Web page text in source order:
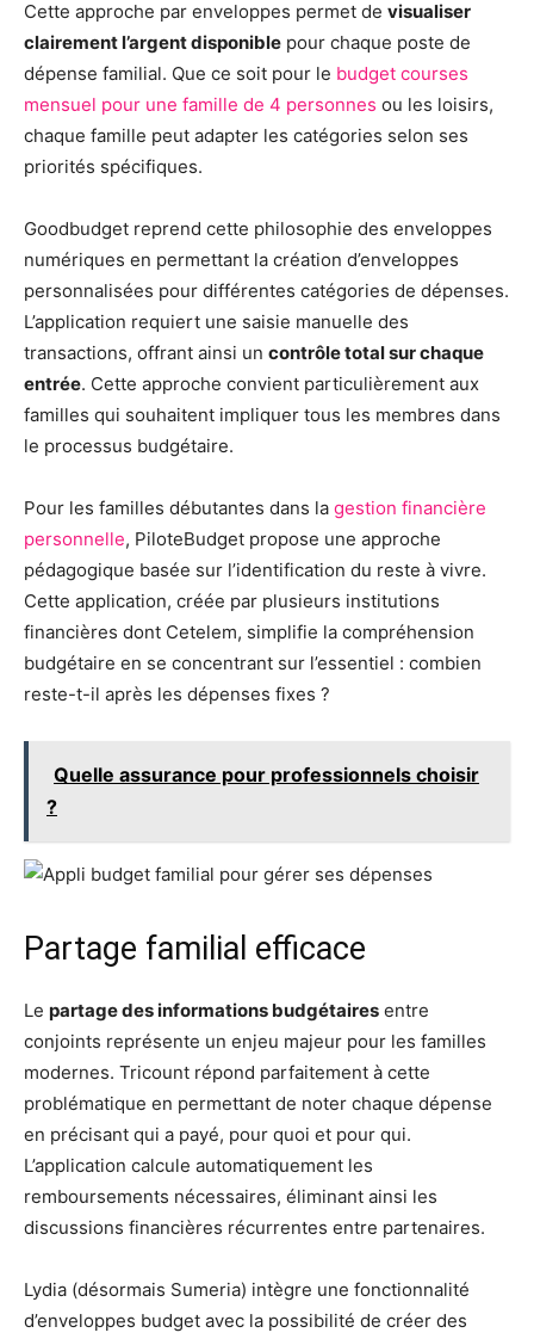
Cette approche par enveloppes permet de visualiser
clairement l’argent disponible pour chaque poste de
dépense familial. Que ce soit pour le budget courses
mensuel pour une famille de 4 personnes ou les loisirs,
chaque famille peut adapter les catégories selon ses
priorités spécifiques.
Goodbudget reprend cette philosophie des enveloppes
numériques en permettant la création d’enveloppes
personnalisées pour différentes catégories de dépenses.
L’application requiert une saisie manuelle des
transactions, offrant ainsi un contrôle total sur chaque
entrée. Cette approche convient particulièrement aux
familles qui souhaitent impliquer tous les membres dans
le processus budgétaire.
Pour les familles débutantes dans la gestion financière
personnelle, PiloteBudget propose une approche
pédagogique basée sur l’identification du reste à vivre.
Cette application, créée par plusieurs institutions
financières dont Cetelem, simplifie la compréhension
budgétaire en se concentrant sur l’essentiel : combien
reste-t-il après les dépenses fixes ?
Quelle assurance pour professionnels choisir
?
Partage familial efficace
Le partage des informations budgétaires entre
conjoints représente un enjeu majeur pour les familles
modernes. Tricount répond parfaitement à cette
problématique en permettant de noter chaque dépense
en précisant qui a payé, pour quoi et pour qui.
L’application calcule automatiquement les
remboursements nécessaires, éliminant ainsi les
discussions financières récurrentes entre partenaires.
Lydia (désormais Sumeria) intègre une fonctionnalité
d’enveloppes budget avec la possibilité de créer des